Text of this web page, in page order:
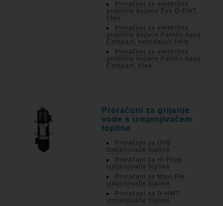
Proračuni za električne
protočne bojlere Evo D-EWT,
titan
Proračuni za električne
protočne bojlere Pahlén Aqua
Compact, nehrđajući čelik
Proračuni za električne
protočne bojlere Pahlén Aqua
Compact, titan
Proračuni za grijanje
vode s izmjenjivačem
topline
Proračuni za OVB
izmjenjivače topline
Proračuni za Hi-Flow
izmjenjivače topline
Proračuni za Maxi-Flo
izmjenjivače topline
Proračuni za D-HWT
izmjenjivače topline